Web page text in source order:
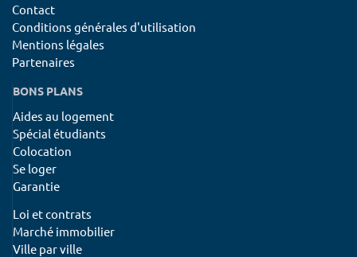
Contact
Conditions générales d'utilisation
Mentions légales
Partenaires
BONS PLANS
Aides au logement
Spécial étudiants
Colocation
Se loger
Garantie
Loi et contrats
Marché immobilier
Ville par ville